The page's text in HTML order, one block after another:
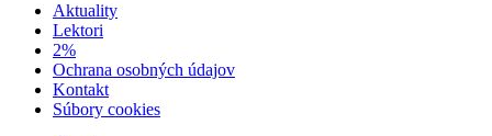
Aktuality
Lektori
2%
Ochrana osobných údajov
Kontakt
Súbory cookies